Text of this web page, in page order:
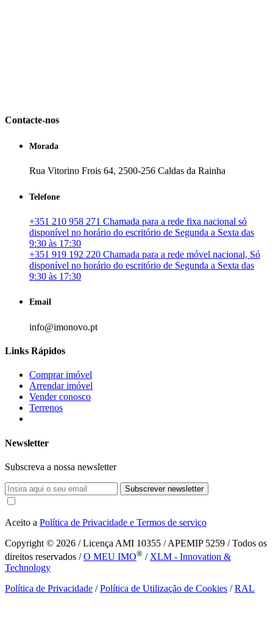
Contacte-nos
Morada
Rua Vitorino Frois 64, 2500-256 Caldas da Rainha
Telefone
+351 210 958 271 Chamada para a rede fixa nacional só
disponível no horário do escritório de Segunda a Sexta das
9:30 às 17:30
+351 919 192 220 Chamada para a rede móvel nacional, Só
disponível no horário do escritório de Segunda a Sexta das
9:30 às 17:30
Email
info@imonovo.pt
Links Rápidos
Comprar imóvel
Arrendar imóvel
Vender conosco
Terrenos
Newsletter
Subscreva a nossa newsletter
Subscrever newsletter
Aceito a Política de Privacidade e Termos de serviço
Copyright © 2026 / Licença AMI 10355 / APEMIP 5259 / Todos os
direitos reservados /O MEU IMO® / XLM - Innovation &
Technology
Política de Privacidade /Política de Utilização de Cookies /RAL